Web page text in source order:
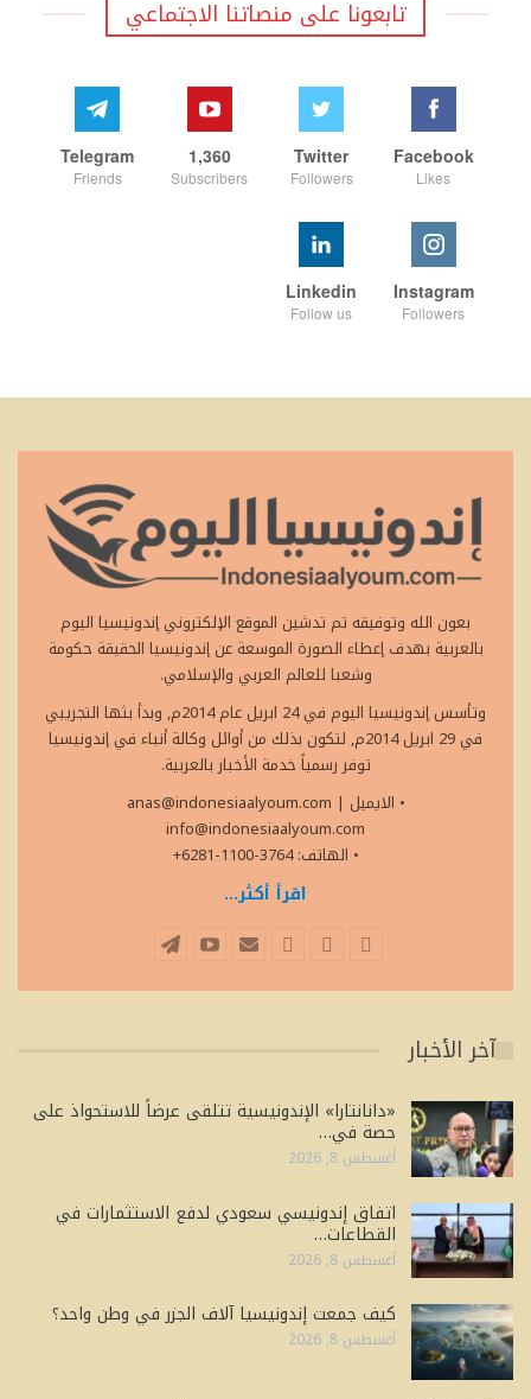
تابعونا على منصاتنا الاجتماعي
Facebook
Likes
Twitter
Followers
1,360
Subscribers
Telegram
Friends
Instagram
Followers
Linkedin
Follow us
بعون الله وتوفيقه تم تدشين الموقع الإلكتروني إندونيسيا اليوم
بالعربية بهدف إعطاء الصورة الموسعة عن إندونيسيا الحقيقة حكومة
وشعبا للعالم العربي والإسلامي.
وتأسس إندونيسيا اليوم في 24 ابريل عام 2014م, وبدأ بثها التجريبي
في 29 ابريل 2014م, لتكون بذلك من أوائل وكالة أنباء في إندونيسيا
توفر رسمياً خدمة الأخبار بالعربية.
• الايميل
anas@indonesiaalyoum.com |
info@indonesiaalyoum.com
• الهاتف: 3764-1100-6281+
اقرأ أكثر...
آخر الأخبار
«دانانتارا» الإندونيسية تتلقى عرضاً للاستحواذ على
حصة في…
أغسطس 8, 2026
اتفاق إندونيسي سعودي لدفع الاستثمارات في
القطاعات…
أغسطس 8, 2026
كيف جمعت إندونيسيا آلاف الجزر في وطن واحد؟
أغسطس 8, 2026